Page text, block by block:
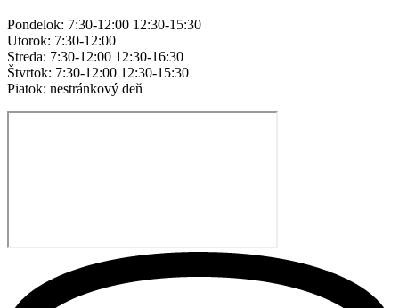
Pondelok: 7:30-12:00 12:30-15:30
Utorok: 7:30-12:00
Streda: 7:30-12:00 12:30-16:30
Štvrtok: 7:30-12:00 12:30-15:30
Piatok: nestránkový deň